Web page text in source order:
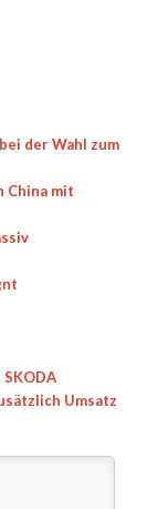
der Wahl zum
China mit
Umsatz